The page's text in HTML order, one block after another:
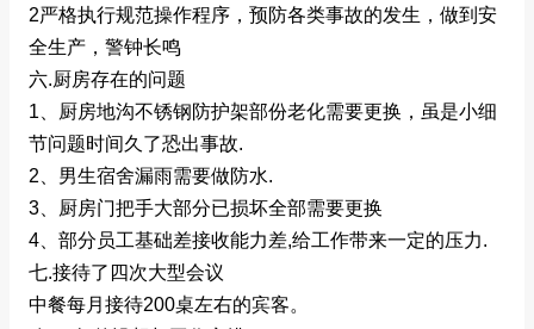
2严格执行规范操作程序，预防各类事故的发生，做到安
全生产，警钟长鸣
六.厨房存在的问题
1、厨房地沟不锈钢防护架部份老化需要更换，虽是小细
节问题时间久了恐出事故.
2、男生宿舍漏雨需要做防水.
3、厨房门把手大部分已损坏全部需要更换
4、部分员工基础差接收能力差,给工作带来一定的压力.
七.接待了四次大型会议
中餐每月接待200桌左右的宾客。